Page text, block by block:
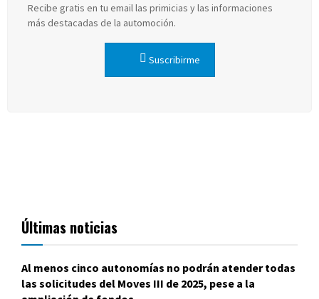
Recibe gratis en tu email las primicias y las informaciones
más destacadas de la automoción.
Suscribirme
Últimas noticias
Al menos cinco autonomías no podrán atender todas
las solicitudes del Moves III de 2025, pese a la